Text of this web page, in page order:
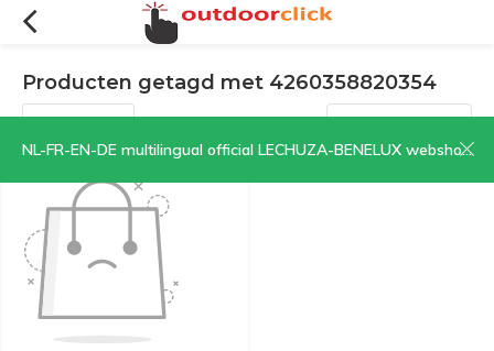
NL-FR-EN-DE multilingual official LECHUZA-BENELUX webshop | CLICK HERE NOW!
Producten getagd met 4260358820354
Filters Sorteren op: